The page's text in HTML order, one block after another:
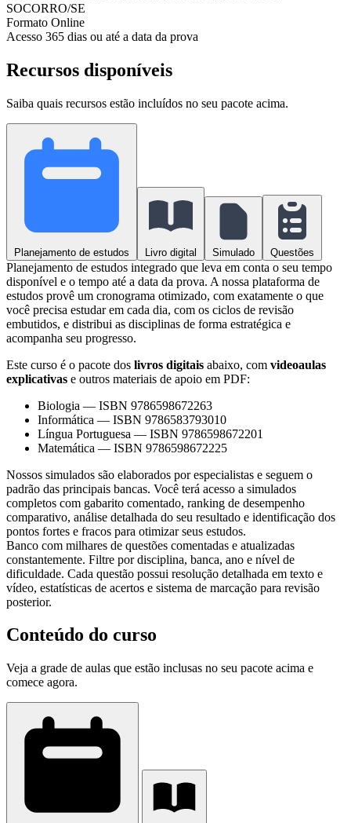
SOCORRO/SE
Formato Online
Acesso 365 dias ou até a data da prova
Recursos disponíveis
Saiba quais recursos estão incluídos no seu pacote acima.
Planejamento de estudos Livro digital Simulado Questões
Planejamento de estudos integrado que leva em conta o seu tempo
disponível e o tempo até a data da prova. A nossa plataforma de
estudos provê um cronograma otimizado, com exatamente o que
você precisa estudar em cada dia, com os ciclos de revisão
embutidos, e distribui as disciplinas de forma estratégica e
acompanha seu progresso.
Este curso é o pacote dos livros digitais abaixo, com videoaulas
explicativas e outros materiais de apoio em PDF:
Biologia — ISBN 9786598672263
Informática — ISBN 9786583793010
Língua Portuguesa — ISBN 9786598672201
Matemática — ISBN 9786598672225
Nossos simulados são elaborados por especialistas e seguem o
padrão das principais bancas. Você terá acesso a simulados
completos com gabarito comentado, ranking de desempenho
comparativo, análise detalhada do seu resultado e identificação dos
pontos fortes e fracos para otimizar seus estudos.
Banco com milhares de questões comentadas e atualizadas
constantemente. Filtre por disciplina, banca, ano e nível de
dificuldade. Cada questão possui resolução detalhada em texto e
vídeo, estatísticas de acertos e sistema de marcação para revisão
posterior.
Conteúdo do curso
Veja a grade de aulas que estão inclusas no seu pacote acima e
comece agora.